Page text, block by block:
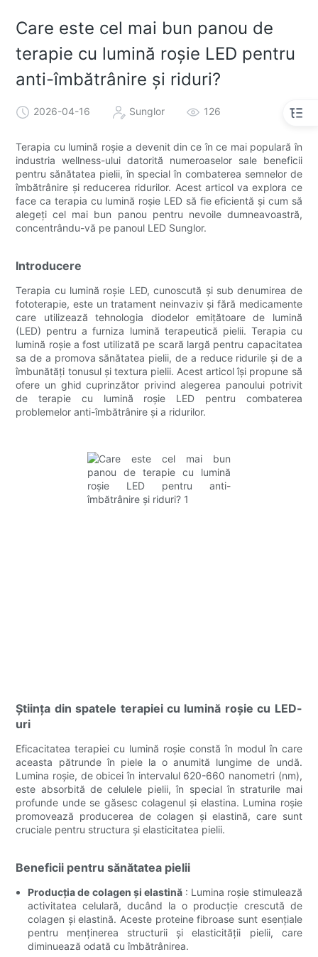
Care este cel mai bun panou de
terapie cu lumină roșie LED pentru
anti-îmbătrânire și riduri?
2026-04-16 Sunglor 126
Terapia cu lumină roșie a devenit din ce în ce mai populară în
industria wellness-ului datorită numeroaselor sale beneficii
pentru sănătatea pielii, în special în combaterea semnelor de
îmbătrânire și reducerea ridurilor. Acest articol va explora ce
face ca terapia cu lumină roșie LED să fie eficientă și cum să
alegeți cel mai bun panou pentru nevoile dumneavoastră,
concentrându-vă pe panoul LED Sunglor.
Introducere
Terapia cu lumină roșie LED, cunoscută și sub denumirea de
fototerapie, este un tratament neinvaziv și fără medicamente
care utilizează tehnologia diodelor emițătoare de lumină
(LED) pentru a furniza lumină terapeutică pielii. Terapia cu
lumină roșie a fost utilizată pe scară largă pentru capacitatea
sa de a promova sănătatea pielii, de a reduce ridurile și de a
îmbunătăți tonusul și textura pielii. Acest articol își propune să
ofere un ghid cuprinzător privind alegerea panoului potrivit
de terapie cu lumină roșie LED pentru combaterea
problemelor anti-îmbătrânire și a ridurilor.
Știința din spatele terapiei cu lumină roșie cu LED-
uri
Eficacitatea terapiei cu lumină roșie constă în modul în care
aceasta pătrunde în piele la o anumită lungime de undă.
Lumina roșie, de obicei în intervalul 620-660 nanometri (nm),
este absorbită de celulele pielii, în special în straturile mai
profunde unde se găsesc colagenul și elastina. Lumina roșie
promovează producerea de colagen și elastină, care sunt
cruciale pentru structura și elasticitatea pielii.
Beneficii pentru sănătatea pielii
Producția de colagen și elastină: Lumina roșie stimulează
activitatea celulară, ducând la o producție crescută de
colagen și elastină. Aceste proteine ​​fibroase sunt esențiale
pentru menținerea structurii și elasticității pielii, care
diminuează odată cu îmbătrânirea.